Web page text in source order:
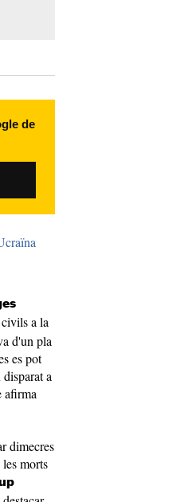
de
a la
d'un pla
es pot
a
afirma
dimecres
morts